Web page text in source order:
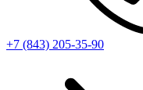
+7 (843) 205-35-90